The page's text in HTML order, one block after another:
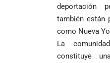
deportación
también están
como Nueva
La
constituye
Uribe
contra
por la